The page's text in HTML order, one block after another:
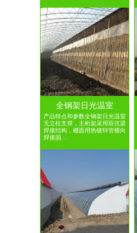
全钢架日光温室
产品特点和参数全钢架日光温室
无立柱支撑，主桁架采用双弦梁
焊接结构，棚面用热镀锌管横向
焊接固…